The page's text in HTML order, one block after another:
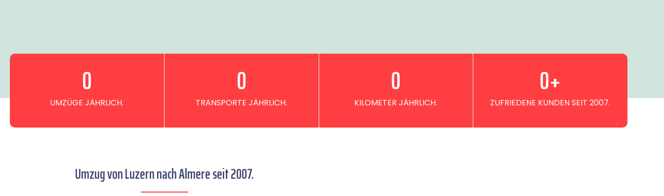
UMZÜGE JÄHRLICH.
0
TRANSPORTE JÄHRLICH.
0
KILOMETER JÄHRLICH.
0
ZUFRIEDENE KUNDEN SEIT 2007.
0+
Umzug von Luzern nach Almere seit 2007.